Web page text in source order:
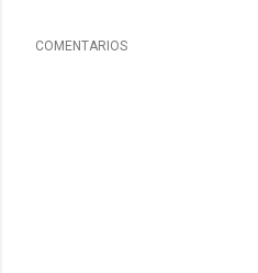
COMENTARIOS